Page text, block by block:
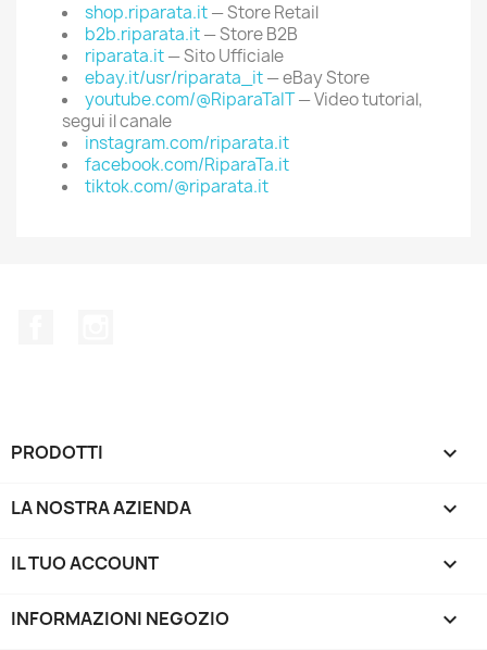
shop.riparata.it— Store Retail
b2b.riparata.it— Store B2B
riparata.it— Sito Ufficiale
ebay.it/usr/riparata_it— eBay Store
youtube.com/@RiparaTaIT— Video tutorial,
segui il canale
instagram.com/riparata.it
facebook.com/RiparaTa.it
tiktok.com/@riparata.it
PRODOTTI 
LA NOSTRA AZIENDA 
IL TUO ACCOUNT 
INFORMAZIONI NEGOZIO keyboard_arrow_down